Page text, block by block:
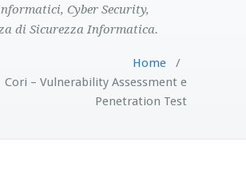
Cyber Security,
di Sicurezza Informatica.
Home/
Cori – Vulnerability Assessment e
Penetration Test